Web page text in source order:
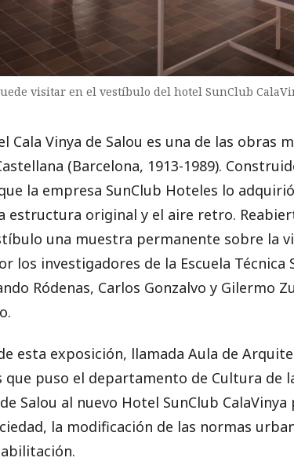
visitar en el vestíbulo del hotel SunClub
Cala Vinya de Salou es una de las obras
(Barcelona, 1913-1989).
la empresa SunClub Hoteles lo
estructura original y el aire retro.
una muestra permanente sobre la
los investigadores de la Escuela
Ródenas, Carlos Gonzalvo y Gilermo
esta exposición, llamada Aula de
que puso el departamento de Cultura de
Salou al nuevo Hotel SunClub
la modificación de las normas